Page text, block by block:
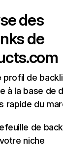
des
de
profil de
à la base de
rapide du
de
niche